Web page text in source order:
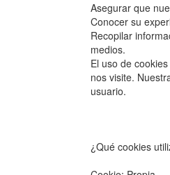
Asegurar que
Conocer su
Recopilar
medios.
El uso de
nos visite.
usuario.
¿Qué cookies